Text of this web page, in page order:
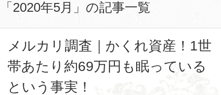
「2020年5月」の記事一覧
メルカリ調査｜かくれ資産！1世
帯あたり約69万円も眠っている
という事実！